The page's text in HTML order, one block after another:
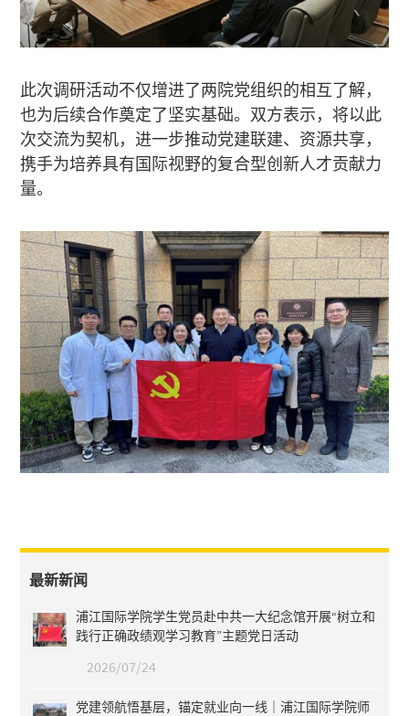
此次调研活动不仅增进了两院党组织的相互了解，
也为后续合作奠定了坚实基础。双方表示，将以此
次交流为契机，进一步推动党建联建、资源共享，
携手为培养具有国际视野的复合型创新人才贡献力
量。
最新新闻
浦江国际学院学生党员赴中共一大纪念馆开展“树立和
践行正确政绩观学习教育”主题党日活动
2026/07/24
党建领航悟基层，锚定就业向一线｜浦江国际学院师